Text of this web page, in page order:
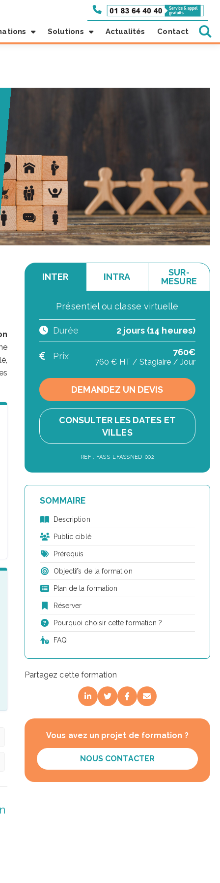
Solutions Actualités Contact
INTER INTRA
SUR-
MESURE
Présentiel ou classe virtuelle
Durée 2 jours (14 heures)
Prix 760€
760 € HT / Stagiaire / Jour
DEMANDEZ UN DEVIS
CONSULTER LES DATES ET
VILLES
REF : FASS-LFASSNED-002
SOMMAIRE
Description
Public ciblé
Prérequis
Objectifs de la formation
Plan de la formation
Réserver
Pourquoi choisir cette formation ?
FAQ
Partagez cette formation
Vous avez un projet de formation ?
NOUS CONTACTER